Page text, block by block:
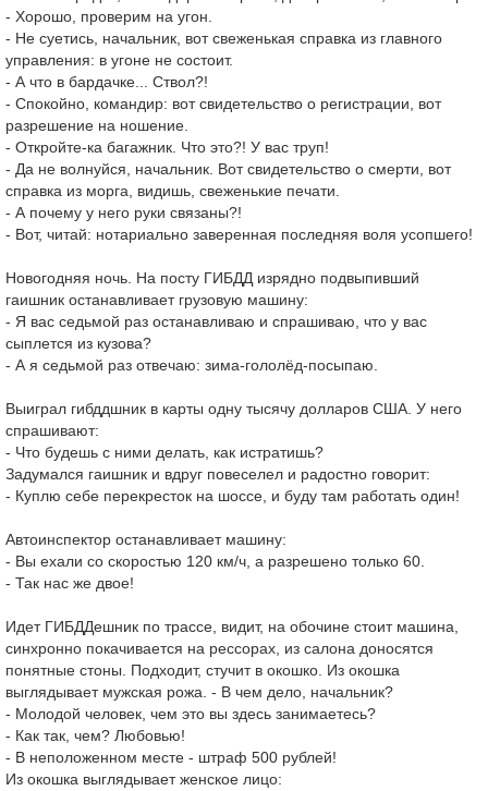
- Хорошо, проверим на угон.
- Не суетись, начальник, вот свеженькая справка из главного
управления: в угоне не состоит.
- А что в бардачке... Ствол?!
- Спокойно, командир: вот свидетельство о регистрации, вот
разрешение на ношение.
- Откройте-ка багажник. Что это?! У вас труп!
- Да не волнуйся, начальник. Вот свидетельство о смерти, вот
справка из морга, видишь, свеженькие печати.
- А почему у него руки связаны?!
- Вот, читай: нотариально заверенная последняя воля усопшего!
Новогодняя ночь. На посту ГИБДД изрядно подвыпивший
гаишник останавливает грузовую машину:
- Я вас седьмой раз останавливаю и спрашиваю, что у вас
сыплется из кузова?
- А я седьмой раз отвечаю: зима-гололёд-посыпаю.
Выиграл гибддшник в карты одну тысячу долларов США. У него
спрашивают:
- Что будешь с ними делать, как истратишь?
Задумался гаишник и вдруг повеселел и радостно говорит:
- Куплю себе перекресток на шоссе, и буду там работать один!
Автоинспектор останавливает машину:
- Вы ехали со скоростью 120 км/ч, а разрешено только 60.
- Так нас же двое!
Идет ГИБДДешник по трассе, видит, на обочине стоит машина,
синхронно покачивается на рессорах, из салона доносятся
понятные стоны. Подходит, стучит в окошко. Из окошка
выглядывает мужская рожа. - В чем дело, начальник?
- Молодой человек, чем это вы здесь занимаетесь?
- Как так, чем? Любовью!
- В неположенном месте - штраф 500 рублей!
Из окошка выглядывает женское лицо: